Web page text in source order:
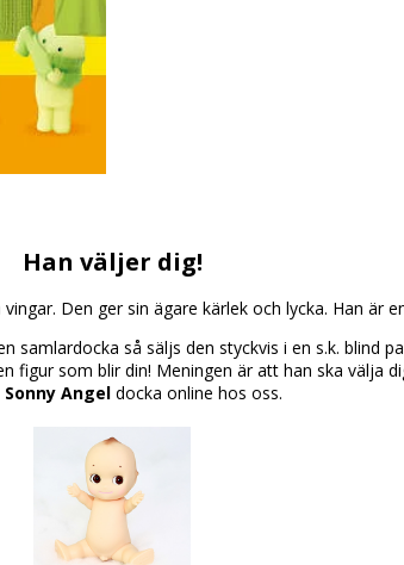
Han väljer dig!
Den ger sin ägare kärlek och lycka. Han är
samlardocka så säljs den styckvis i en s.k. blind
figur som blir din! Meningen är att han ska välja
Sonny Angel docka online hos oss.